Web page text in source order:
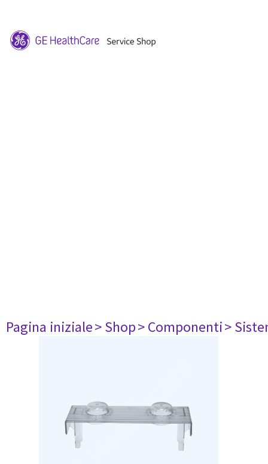
Pagina iniziale> Shop> Componenti>